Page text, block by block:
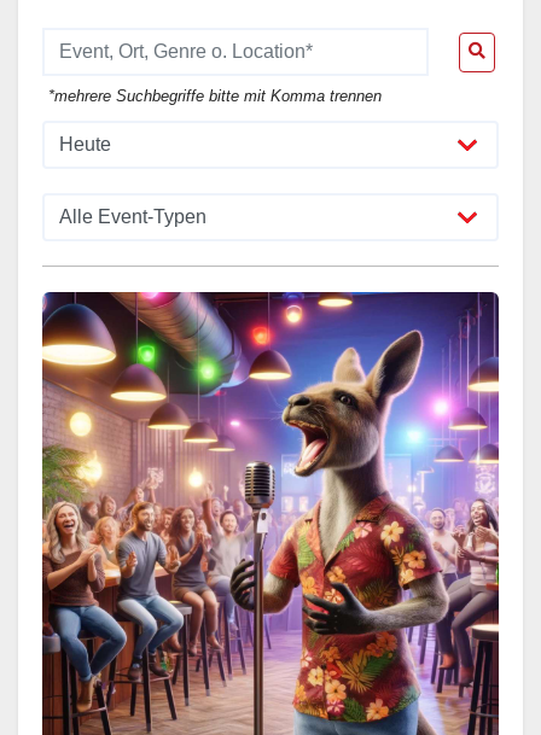
*mehrere Suchbegriffe bitte mit Komma trennen